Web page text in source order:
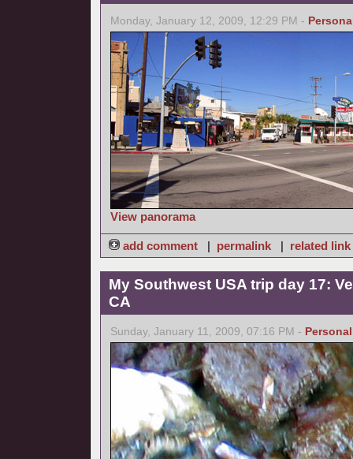
Monday, January 12, 2009, 12:29 PM -
View panorama
add comment | permalink | related link
My Southwest USA trip day 17:
CA
Sunday, January 11, 2009, 07:16 PM - Personal